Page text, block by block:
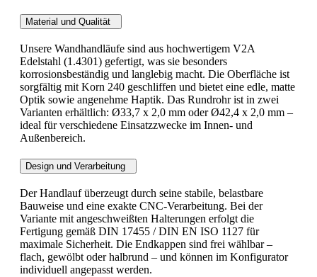
Material und Qualität
Unsere Wandhandläufe sind aus hochwertigem V2A
Edelstahl (1.4301) gefertigt, was sie besonders
korrosionsbeständig und langlebig macht. Die Oberfläche ist
sorgfältig mit Korn 240 geschliffen und bietet eine edle, matte
Optik sowie angenehme Haptik. Das Rundrohr ist in zwei
Varianten erhältlich: Ø33,7 x 2,0 mm oder Ø42,4 x 2,0 mm –
ideal für verschiedene Einsatzzwecke im Innen- und
Außenbereich.
Design und Verarbeitung
Der Handlauf überzeugt durch seine stabile, belastbare
Bauweise und eine exakte CNC-Verarbeitung. Bei der
Variante mit angeschweißten Halterungen erfolgt die
Fertigung gemäß DIN 17455 / DIN EN ISO 1127 für
maximale Sicherheit. Die Endkappen sind frei wählbar –
flach, gewölbt oder halbrund – und können im Konfigurator
individuell angepasst werden.